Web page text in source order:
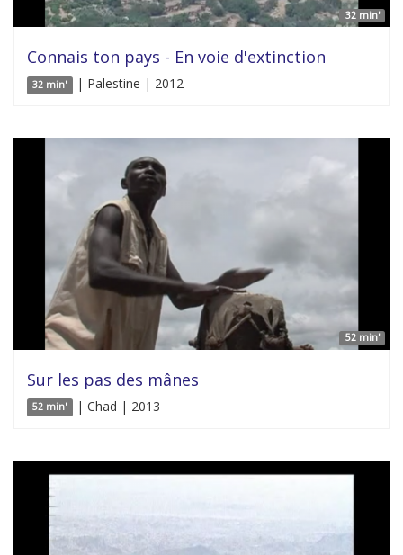
32 min'
Connais ton pays - En voie d'extinction
32 min' | Palestine | 2012
52 min'
Sur les pas des mânes
52 min' | Chad | 2013